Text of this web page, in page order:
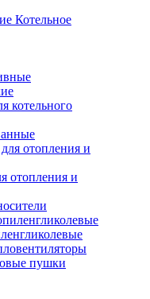
Котельное
котельного
отопления и
пушки